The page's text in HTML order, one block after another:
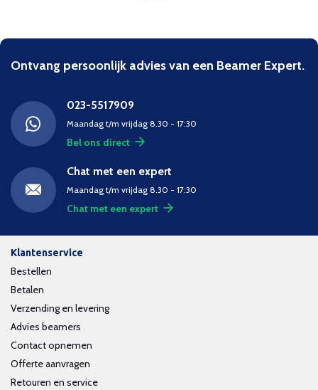
Ontvang persoonlijk advies van een Beamer Expert.
023-5517909
Maandag t/m vrijdag 8.30 - 17:30
Bel ons direct
Chat met een expert
Maandag t/m vrijdag 8.30 - 17:30
Chat met een expert
Klantenservice
Bestellen
Betalen
Verzending en levering
Advies beamers
Contact opnemen
Offerte aanvragen
Retouren en service